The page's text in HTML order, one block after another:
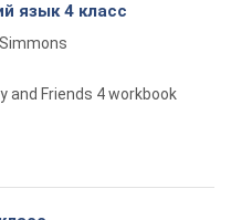
язык 4 класс
and Friends 4 workbook